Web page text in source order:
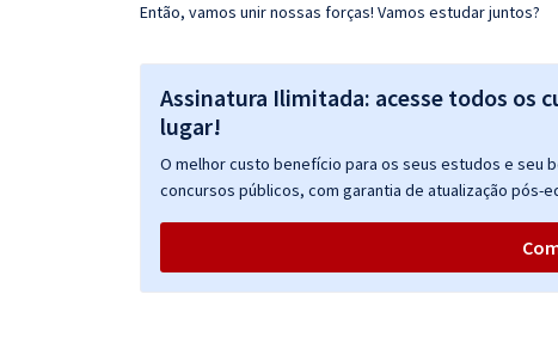
Questões grátis
Conteúdo gratuito
Então, vamos unir nossas forças! Vamos estudar juntos?
Assinatura Ilimitada: acesse todos os
lugar!
O melhor custo benefício para os seus estudos e seu
concursos públicos, com garantia de atualização pós-